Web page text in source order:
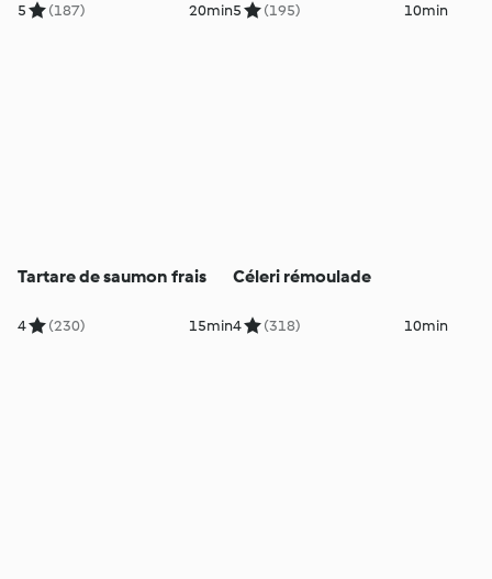
5 (187) 20min5 (195) 10min
Tartare de saumon frais
4 (230) 15min
Céleri rémoulade
4 (318) 10min